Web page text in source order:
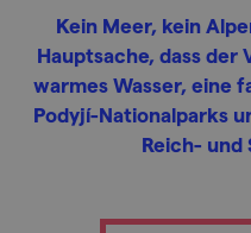
Kein Meer, kein
Hauptsache, dass der
warmes Wasser, eine
Podyjí-Nationalparks
Reich-